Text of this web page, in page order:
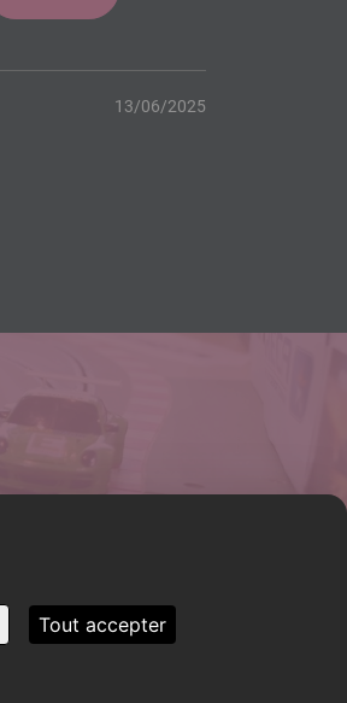
13/06/2025
Tout accepter